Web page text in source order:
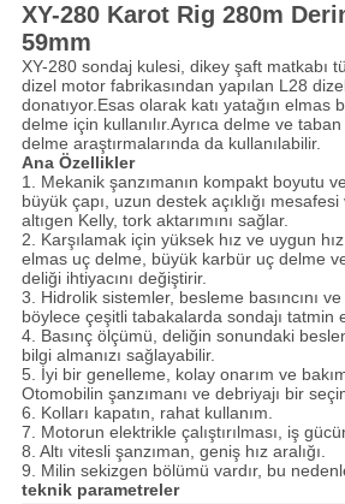
XY-280 Karot Rig 280m
59mm
XY-280 sondaj kulesi, dikey şaft matkabı
dizel motor fabrikasından yapılan L28
donatıyor.Esas olarak katı yatağın elmas
delme için kullanılır.Ayrıca delme ve
delme araştırmalarında da kullanılabilir.
Ana Özellikler
1. Mekanik şanzımanın kompakt boyutu
büyük çapı, uzun destek açıklığı
altıgen Kelly, tork aktarımını sağlar.
2. Karşılamak için yüksek hız ve uygun hız
elmas uç delme, büyük karbür uç delme
deliği ihtiyacını değiştirir.
3. Hidrolik sistemler, besleme basıncını ve
böylece çeşitli tabakalarda sondajı tatmin
4. Basınç ölçümü, deliğin sonundaki
bilgi almanızı sağlayabilir.
5. İyi bir genelleme, kolay onarım ve
Otomobilin şanzımanı ve debriyajı bir
6. Kolları kapatın, rahat kullanım.
7. Motorun elektrikle çalıştırılması, iş
8. Altı vitesli şanzıman, geniş hız aralığı.
9. Milin sekizgen bölümü vardır, bu
teknik parametreler